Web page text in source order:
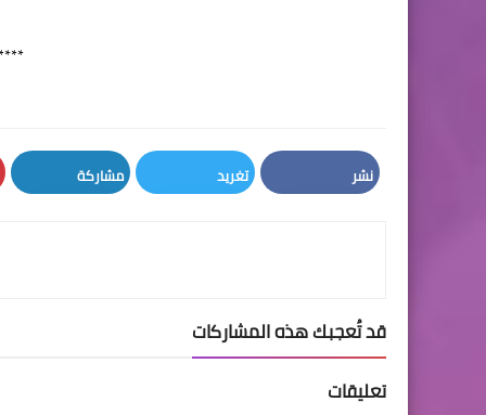
نشر تغريد مشاركة
قد تُعجبك هذه المشاركات
تعليقات